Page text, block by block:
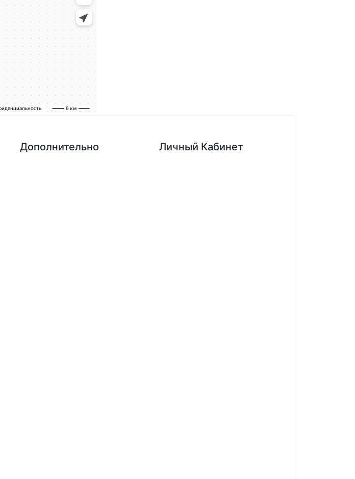
Дополнительно Личный Кабинет